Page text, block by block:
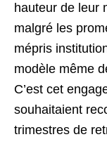
hauteur de leur
malgré les
mépris
modèle même
C’est cet
souhaitaient
trimestres de